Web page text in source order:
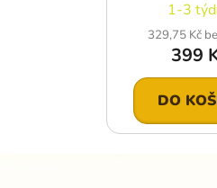
1-3
329,75 Kč
399
DO